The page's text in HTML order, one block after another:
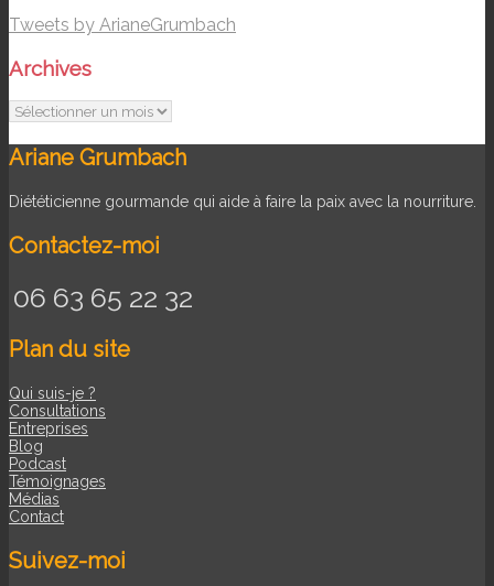
Tweets by ArianeGrumbach
Archives
Archives
Ariane Grumbach
Diététicienne gourmande qui aide à faire la paix avec la nourriture.
Contactez-moi
06 63 65 22 32
Plan du site
Qui suis-je ?
Consultations
Entreprises
Blog
Podcast
Témoignages
Médias
Contact
Suivez-moi